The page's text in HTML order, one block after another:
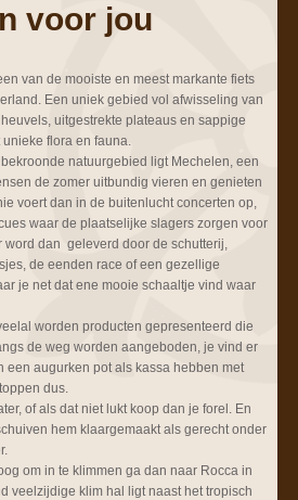
voor jou
van de mooiste en meest markante fiets
Een uniek gebied vol afwisseling van
uitgestrekte plateaus en sappige
flora en fauna.
natuurgebied ligt Mechelen, een
de zomer uitbundig vieren en genieten
voert dan in de buitenlucht concerten op,
waar de plaatselijke slagers zorgen voor
dan geleverd door de schutterij,
de eenden race of een gezellige
je net dat ene mooie schaaltje vind waar
worden producten gepresenteerd die
de weg worden aangeboden, je vind er
een augurken pot als kassa hebben met
dus.
of als dat niet lukt koop dan je forel. En
hem klaargemaakt als gerecht onder
om in te klimmen ga dan naar Rocca in
veelzijdige klim hal ligt naast het tropisch